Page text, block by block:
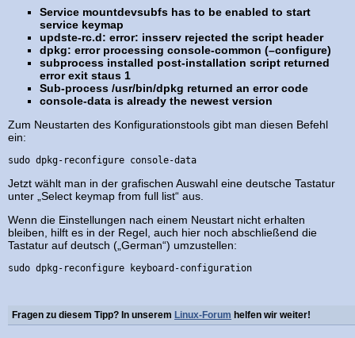
Service mountdevsubfs has to be enabled to start
service keymap
updste-rc.d: error: insserv rejected the script header
dpkg: error processing console-common (–configure)
subprocess installed post-installation script returned
error exit staus 1
Sub-process /usr/bin/dpkg returned an error code
console-data is already the newest version
Zum Neustarten des Konfigurationstools gibt man diesen Befehl
ein:
sudo dpkg-reconfigure console-data
Jetzt wählt man in der grafischen Auswahl eine deutsche Tastatur
unter „Select keymap from full list“ aus.
Wenn die Einstellungen nach einem Neustart nicht erhalten
bleiben, hilft es in der Regel, auch hier noch abschließend die
Tastatur auf deutsch („German“) umzustellen:
sudo dpkg-reconfigure keyboard-configuration
Fragen zu diesem Tipp? In unserem Linux-Forum helfen wir weiter!